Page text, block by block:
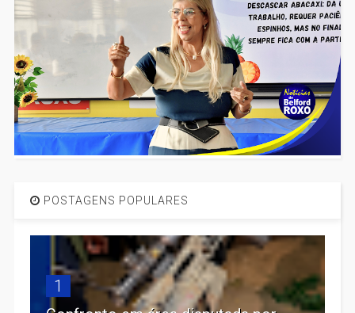
POSTAGENS POPULARES
1